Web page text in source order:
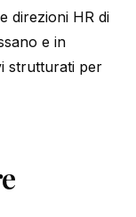
direzioni HR di
e in
strutturati per